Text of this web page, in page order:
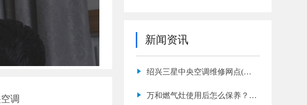
调
新闻资讯
绍兴三星中央空调维修网点(三
万和燃气灶使用后怎么保养？网